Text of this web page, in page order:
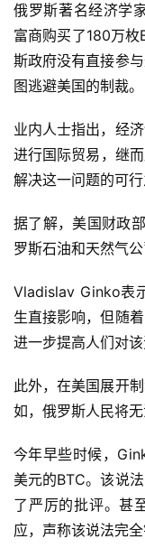
俄罗斯著名经济学
富商购买了180万
斯政府没有直接参
图逃避美国的制裁。
业内人士指出，经
进行国际贸易，继
解决这一问题的可行
据了解，美国财政
罗斯石油和天然气
Vladislav Ginko表
生直接影响，但随
进一步提高人们对该
此外，在美国展开
如，俄罗斯人民将
今年早些时候，
美元的BTC。该说
了严厉的批评。甚
应，声称该说法完全